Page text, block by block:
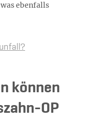
ebenfalls
können
OP